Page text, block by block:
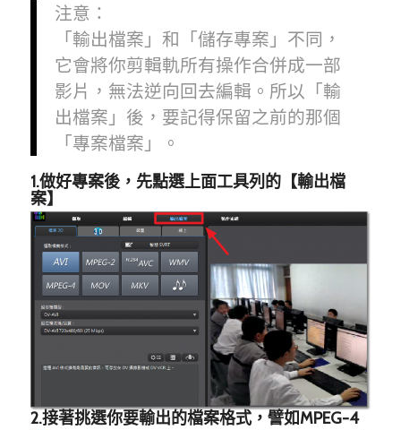
注意：
「輸出檔案」和「儲存專案」不同，
它會將你剪輯軌所有操作合併成一部
影片，無法逆向回去編輯。所以「輸
出檔案」後，要記得保留之前的那個
「專案檔案」。
1.做好專案後，先點選上面工具列的【輸出檔
案】
2.接著挑選你要輸出的檔案格式，譬如MPEG-4